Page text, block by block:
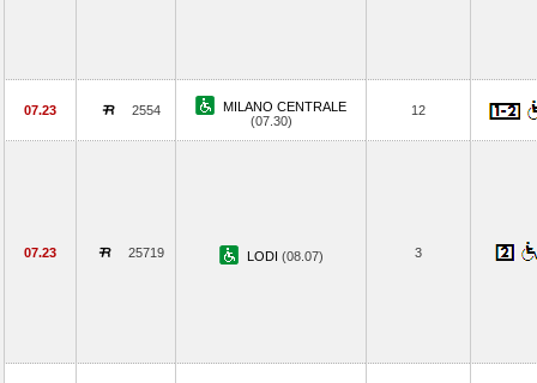
07.23 2554
MILANO CENTRALE
(07.30)
12
07.23 25719 LODI (08.07) 3